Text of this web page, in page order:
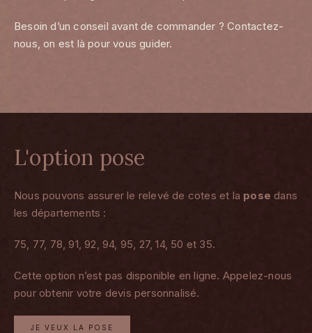
Besoin d’un conseil avant de commander ? Contactez-
nous, on est là pour vous guider.
L'option pose
Nous pouvons assurer le relevé de cotes et la pose dans
les départements :
75, 77, 78, 91, 92, 94, 95, 27, 14, 50 et 35.
Cette option n’est pas disponible en ligne. Appelez-nous
pour obtenir votre devis personnalisé.
JE VEUX LA POSE